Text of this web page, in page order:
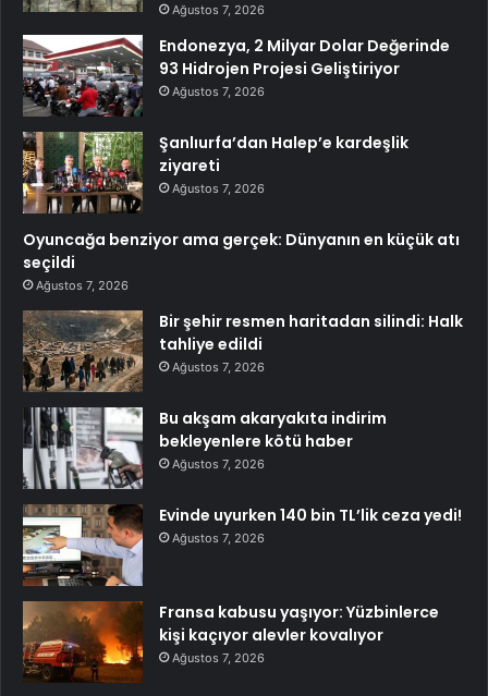
Ağustos 7, 2026
Endonezya, 2 Milyar Dolar Değerinde
93 Hidrojen Projesi Geliştiriyor
Ağustos 7, 2026
Şanlıurfa’dan Halep’e kardeşlik
ziyareti
Ağustos 7, 2026
Oyuncağa benziyor ama gerçek: Dünyanın en küçük atı
seçildi
Ağustos 7, 2026
Bir şehir resmen haritadan silindi: Halk
tahliye edildi
Ağustos 7, 2026
Bu akşam akaryakıta indirim
bekleyenlere kötü haber
Ağustos 7, 2026
Evinde uyurken 140 bin TL’lik ceza yedi!
Ağustos 7, 2026
Fransa kabusu yaşıyor: Yüzbinlerce
kişi kaçıyor alevler kovalıyor
Ağustos 7, 2026